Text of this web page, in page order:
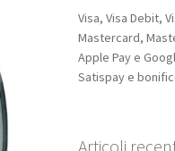
Visa, Visa Debit,
Mastercard,
Apple Pay e
Satispay e
Articoli